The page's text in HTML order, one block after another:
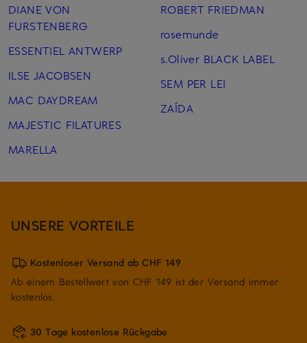
DIANE VON
FURSTENBERG
ESSENTIEL ANTWERP
ILSE JACOBSEN
MAC DAYDREAM
MAJESTIC FILATURES
MARELLA
ROBERT FRIEDMAN
rosemunde
s.Oliver BLACK LABEL
SEM PER LEI
ZAÍDA
UNSERE VORTEILE
Kostenloser Versand ab CHF 149
Ab einem Bestellwert von CHF 149 ist der Versand immer
kostenlos.
30 Tage kostenlose Rückgabe